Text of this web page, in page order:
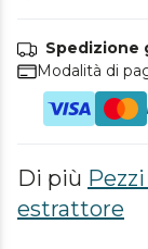
Spedizione
Modalità di
Di più
estrattore